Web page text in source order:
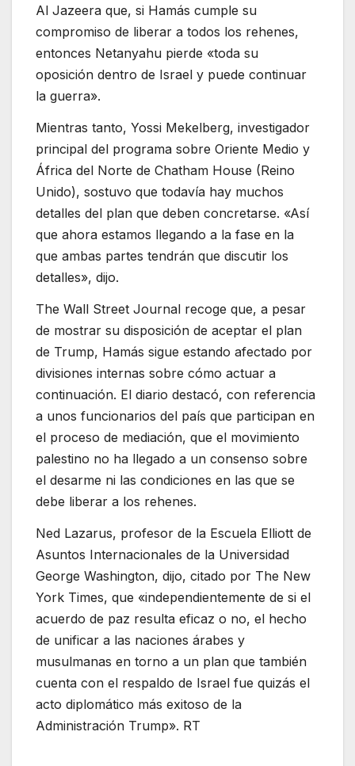
Al Jazeera que, si Hamás cumple su
compromiso de liberar a todos los rehenes,
entonces Netanyahu pierde «toda su
oposición dentro de Israel y puede continuar
la guerra».
Mientras tanto, Yossi Mekelberg, investigador
principal del programa sobre Oriente Medio y
África del Norte de Chatham House (Reino
Unido), sostuvo que todavía hay muchos
detalles del plan que deben concretarse. «Así
que ahora estamos llegando a la fase en la
que ambas partes tendrán que discutir los
detalles», dijo.
The Wall Street Journal recoge que, a pesar
de mostrar su disposición de aceptar el plan
de Trump, Hamás sigue estando afectado por
divisiones internas sobre cómo actuar a
continuación. El diario destacó, con referencia
a unos funcionarios del país que participan en
el proceso de mediación, que el movimiento
palestino no ha llegado a un consenso sobre
el desarme ni las condiciones en las que se
debe liberar a los rehenes.
Ned Lazarus, profesor de la Escuela Elliott de
Asuntos Internacionales de la Universidad
George Washington, dijo, citado por The New
York Times, que «independientemente de si el
acuerdo de paz resulta eficaz o no, el hecho
de unificar a las naciones árabes y
musulmanas en torno a un plan que también
cuenta con el respaldo de Israel fue quizás el
acto diplomático más exitoso de la
Administración Trump». RT